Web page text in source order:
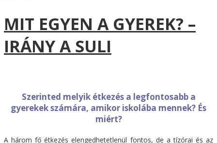
MIT EGYEN A GYEREK? –
IRÁNY A SULI
Szerinted melyik étkezés a legfontosabb a
gyerekek számára, amikor iskolába mennek? És
miért?
A három fő étkezés elengedhetetlenül fontos, de a tízórai és az